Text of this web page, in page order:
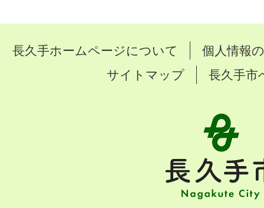
長久手ホームページについて
個人情報
サイトマップ
長久手市
手
市